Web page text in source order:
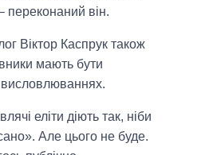
переконаний він.
Віктор Каспрук також
мають бути
еліти діють так, ніби
Але цього не буде.